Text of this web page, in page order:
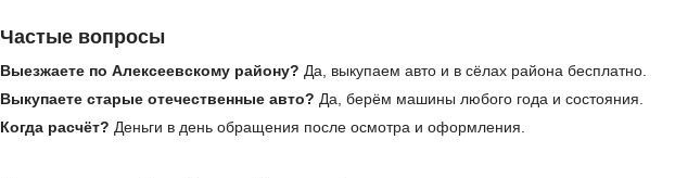
Частые вопросы
Выезжаете по Алексеевскому району? Да, выкупаем авто и в сёлах района бесплатно.
Выкупаете старые отечественные авто? Да, берём машины любого года и состояния.
Когда расчёт? Деньги в день обращения после осмотра и оформления.